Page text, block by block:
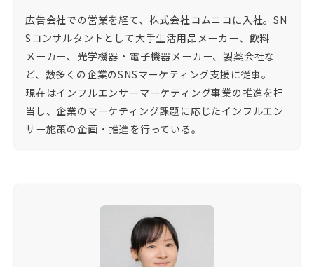
広告会社での営業を経て、株式会社コムニコに入社。SN
Sコンサルタントとして大手生活用品メーカー、飲料
メーカー、光学機器・電子機器メーカー、製薬会社な
ど、数多くの企業のSNSマーケティング支援に従事。
現在はインフルエンサーマーケティング事業の推進を担
当し、企業のマーケティング課題に応じたインフルエン
サー施策の企画・推進を行っている。